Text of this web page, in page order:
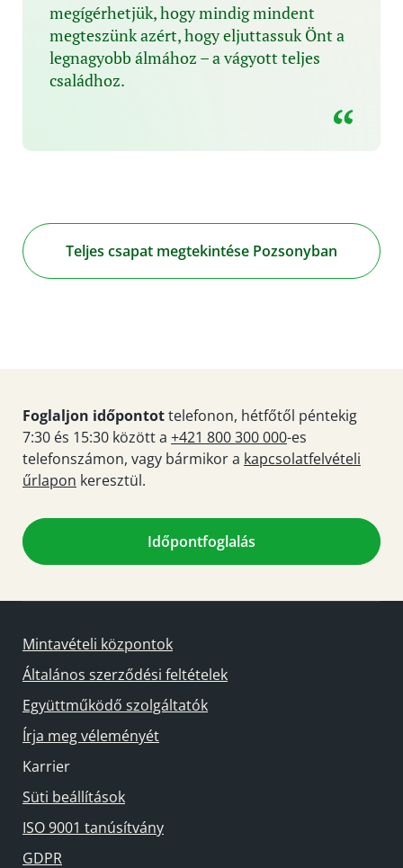
megígérhetjük, hogy mindig mindent
megteszünk azért, hogy eljuttassuk Önt a
legnagyobb álmához – a vágyott teljes
családhoz.
Teljes csapat megtekintése Pozsonyban
Foglaljon időpontottelefonon, hétfőtől péntekig
7:30 és 15:30 között a +421 800 300 000-es
telefonszámon, vagy bármikor a kapcsolatfelvételi
űrlapon keresztül.
Időpontfoglalás
Mintavételi központok
Általános szerződési feltételek
Együttműködő szolgáltatók
Írja meg véleményét
Karrier
Süti beállítások
ISO 9001 tanúsítvány
GDPR